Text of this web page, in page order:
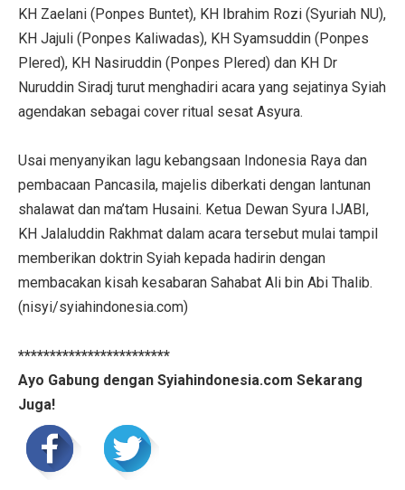
KH Zaelani (Ponpes Buntet), KH Ibrahim Rozi (Syuriah NU),
KH Jajuli (Ponpes Kaliwadas), KH Syamsuddin (Ponpes
Plered), KH Nasiruddin (Ponpes Plered) dan KH Dr
Nuruddin Siradj turut menghadiri acara yang sejatinya Syiah
agendakan sebagai cover ritual sesat Asyura.
Usai menyanyikan lagu kebangsaan Indonesia Raya dan
pembacaan Pancasila, majelis diberkati dengan lantunan
shalawat dan ma’tam Husaini. Ketua Dewan Syura IJABI,
KH Jalaluddin Rakhmat dalam acara tersebut mulai tampil
memberikan doktrin Syiah kepada hadirin dengan
membacakan kisah kesabaran Sahabat Ali bin Abi Thalib.
(nisyi/syiahindonesia.com)
************************
Ayo Gabung dengan Syiahindonesia.com Sekarang
Juga!